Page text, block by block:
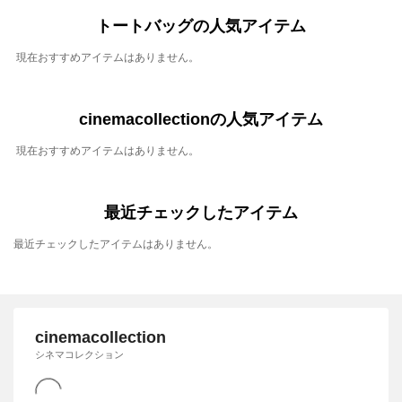
トートバッグの人気アイテム
現在おすすめアイテムはありません。
cinemacollectionの人気アイテム
現在おすすめアイテムはありません。
最近チェックしたアイテム
最近チェックしたアイテムはありません。
cinemacollection
シネマコレクション